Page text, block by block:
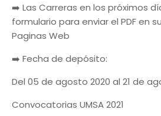
➡️ Las Carreras en los próximos
formulario para enviar el PDF en
Paginas Web
➡️ Fecha de depósito:
Del 05 de agosto 2020 al 21 de
Convocatorias UMSA 2021